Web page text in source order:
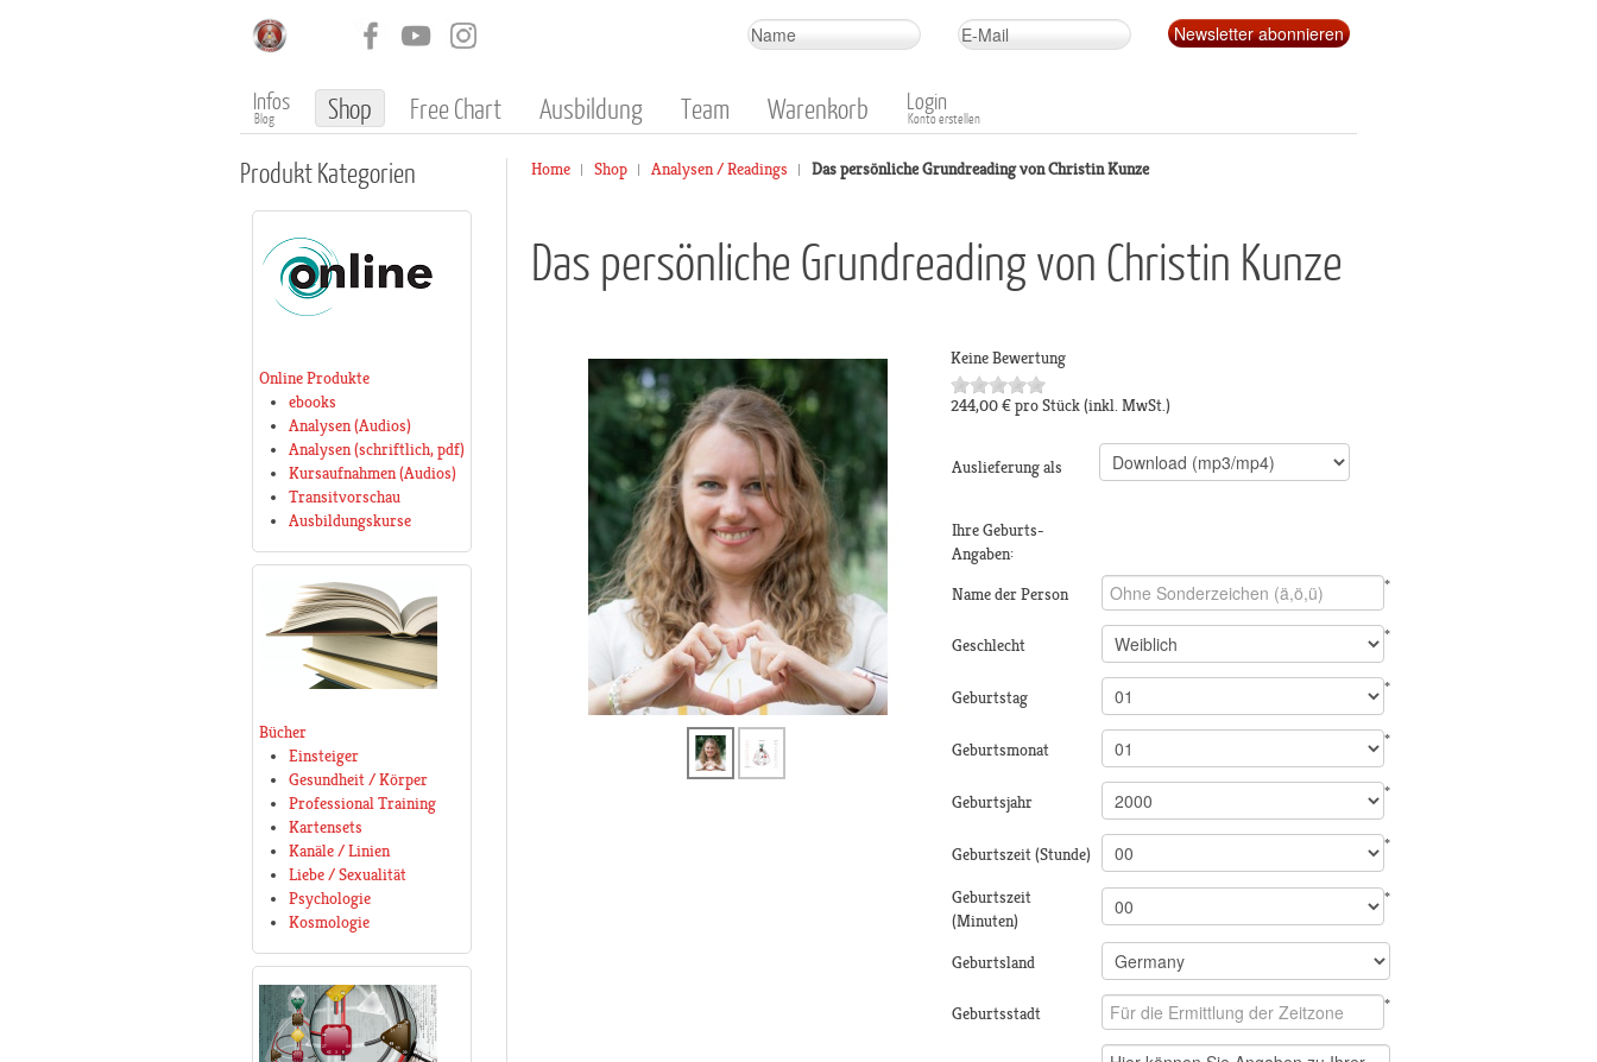
Infos
Blog Shop Free Chart Ausbildung Team Warenkorb Login
Konto erstellen
Home Shop Analysen / Readings Das persönliche Grundreading von Christin Kunze
Das persönliche Grundreading von Christin Kunze
Keine Bewertung
244,00 € pro Stück(inkl. MwSt.)
Auslieferung als
Ihre Geburts-
Angaben:
Name der Person
*
Geschlecht *
Geburtstag *
Geburtsmonat *
Geburtsjahr *
Geburtszeit (Stunde) *
Geburtszeit
(Minuten)
*
Geburtsland
Geburtsstadt *
ProduktKategorien
Online Produkte
ebooks
Analysen (Audios)
Analysen (schriftlich, pdf)
Kursaufnahmen (Audios)
Transitvorschau
Ausbildungskurse
Bücher
Einsteiger
Gesundheit / Körper
Professional Training
Kartensets
Kanäle / Linien
Liebe / Sexualität
Psychologie
Kosmologie